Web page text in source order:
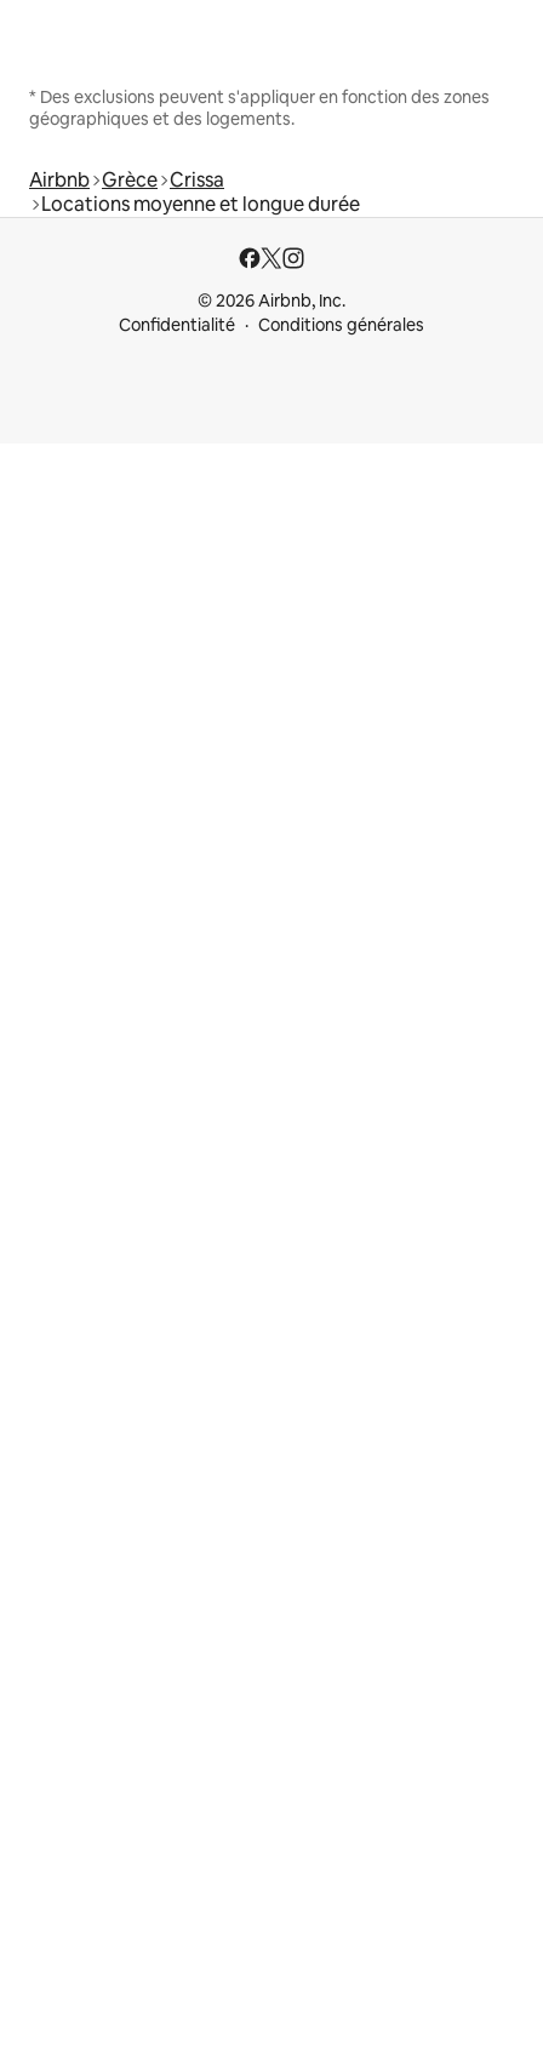
* Des exclusions peuvent s'appliquer en fonction des zones
géographiques et des logements.
Airbnb Grèce Crissa
Locations moyenne et longue durée
© 2026 Airbnb, Inc.
Confidentialité
Conditions générales